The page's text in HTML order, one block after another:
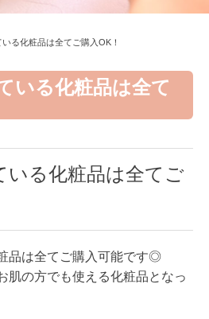
る化粧品は全てご購入OK！
いる化粧品は全て
いる化粧品は全てご
品は全てご購入可能です◎
肌の方でも使える化粧品となっ